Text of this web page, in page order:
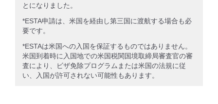
とになりました。
*ESTA申請は、米国を経由し第三国に渡航する場合も必
要です。
*ESTAは米国への入国を保証するものではありません。
米国到着時に入国地での米国税関国境取締局審査官の審
査により、ビザ免除プログラムまたは米国の法規に従
い、入国が許可されない可能性もあります。